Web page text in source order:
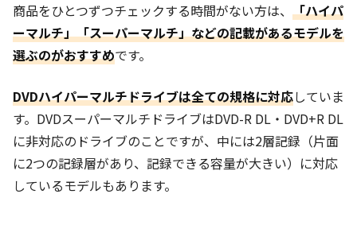
商品をひとつずつチェックする時間がない方は、 「ハイパ
ーマルチ」「スーパーマルチ」などの記載があるモデルを
選ぶのがおすすめです。
DVDハイパーマルチドライブは全ての規格に対応していま
す。DVDスーパーマルチドライブはDVD-R DL・DVD+R DL
に非対応のドライブのことですが、中には2層記録（片面
に2つの記録層があり、記録できる容量が大きい）に対応
しているモデルもあります。